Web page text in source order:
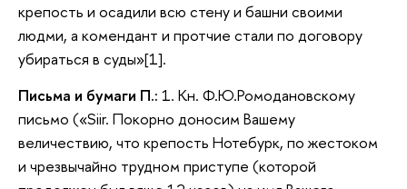
крепость и осадили всю стену и башни своими
людми, а комендант и протчие стали по договору
убираться в суды»[1].
Письма и бумаги П.: 1. Кн. Ф.Ю.Ромодановскому
письмо («Siir. Покорно доносим Вашему
величествию, что крепость Нотебурк, по жестоком
и чрезвычайно трудном приступе (которой